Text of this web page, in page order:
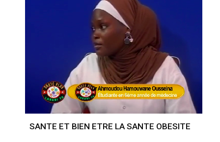
SANTE ET BIEN ETRE LA SANTE OBESITE